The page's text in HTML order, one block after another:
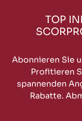
TOP
Abonnieren Sie
Profitieren
spannenden
Rabatte.